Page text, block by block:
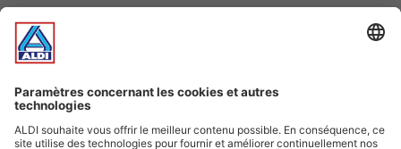
Offres
Infos essentielles
Suivez ALDI Belgique